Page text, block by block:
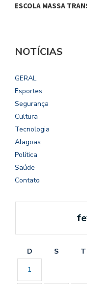
ESCOLA MASSA
NOTÍCIAS
GERAL
Esportes
Segurança
Cultura
Tecnologia
Alagoas
Política
Saúde
Contato
D S T
1